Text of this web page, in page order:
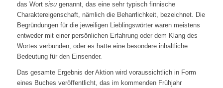
das Wort sisugenannt, das eine sehr typisch finnische
Charaktereigenschaft, nämlich die Beharrlichkeit, bezeichnet. Die
Begründungen für die jeweiligen Lieblingswörter waren meistens
entweder mit einer persönlichen Erfahrung oder dem Klang des
Wortes verbunden, oder es hatte eine besondere inhaltliche
Bedeutung für den Einsender.
Das gesamte Ergebnis der Aktion wird voraussichtlich in Form
eines Buches veröffentlicht, das im kommenden Frühjahr